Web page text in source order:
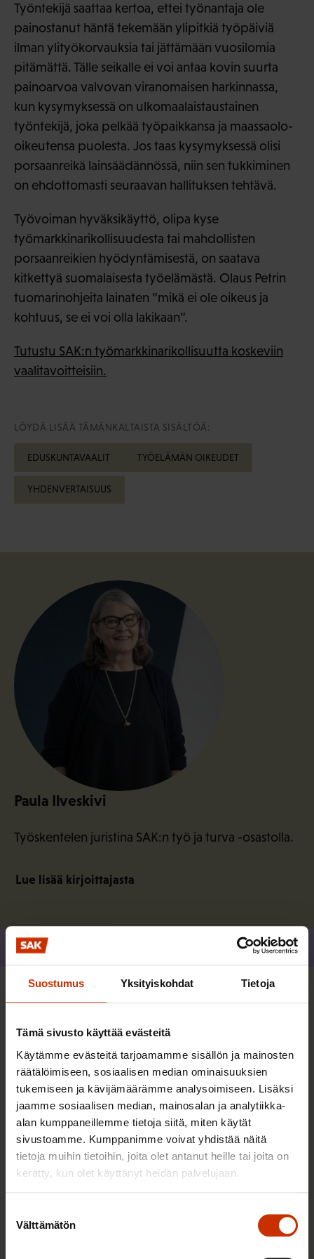
Suostumus Yksityiskohdat Tietoja
Tämä sivusto käyttää evästeitä
Käytämme evästeitä tarjoamamme sisällön ja mainosten
räätälöimiseen, sosiaalisen median ominaisuuksien
tukemiseen ja kävijämäärämme analysoimiseen. Lisäksi
jaamme sosiaalisen median, mainosalan ja analytiikka-
alan kumppaneillemme tietoja siitä, miten käytät
sivustoamme. Kumppanimme voivat yhdistää näitä
tietoja muihin tietoihin, joita olet antanut heille tai joita on
kerätty, kun olet käyttänyt heidän palvelujaan.
valinta
Välttämätön
Työntekijä saattaa kertoa, ettei työnantaja ole
painostanut häntä tekemään ylipitkiä työpäiviä
ilman ylityökorvauksia tai jättämään vuosilomia
pitämättä. Tälle seikalle ei voi antaa kovin suurta
painoarvoa valvovan viranomaisen harkinnassa,
kun kysymyksessä on ulkomaalaistaustainen
työntekijä, joka pelkää työpaikkansa ja maassaolo-
oikeutensa puolesta. Jos taas kysymyksessä olisi
porsaanreikä lainsäädännössä, niin sen tukkiminen
on ehdottomasti seuraavan hallituksen tehtävä.
Työvoiman hyväksikäyttö, olipa kyse
työmarkkinarikollisuudesta tai mahdollisten
porsaanreikien hyödyntämisestä, on saatava
kitkettyä suomalaisesta työelämästä. Olaus Petrin
tuomarinohjeita lainaten ”mikä ei ole oikeus ja
kohtuus, se ei voi olla lakikaan”.
Tutustu SAK:n työmarkkinarikollisuutta koskeviin
vaalitavoitteisiin.
LÖYDÄ LISÄÄ TÄMÄNKALTAISTA SISÄLTÖÄ:
EDUSKUNTAVAALIT TYÖELÄMÄN OIKEUDET
YHDENVERTAISUUS
Paula Ilveskivi
Työskentelen juristina SAK:n työ ja turva -osastolla.
Lue lisää kirjoittajasta
Lisää kirjoittajalta
TYÖNTEKIJÄN OIKEUDET